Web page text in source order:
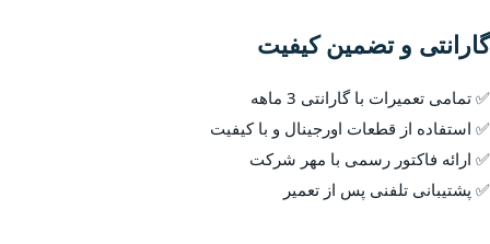
گارانتی و تضمین کیفیت
✅ تمامی تعمیرات با گارانتی 3 ماهه
✅ استفاده از قطعات اورجینال و با کیفیت
✅ ارائه فاکتور رسمی با مهر شرکت
✅ پشتیبانی تلفنی پس از تعمیر